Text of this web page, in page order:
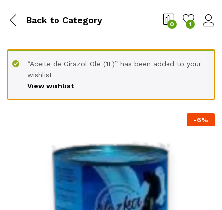
Back to Category 0 1
View wishlist
“Aceite de Girazol Olé (1L)” has been added to your
wishlist
-6%